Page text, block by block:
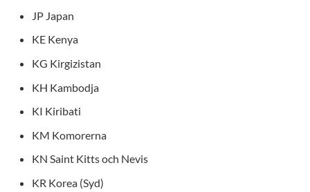
JP Japan
KE Kenya
KG Kirgizistan
KH Kambodja
KI Kiribati
KM Komorerna
KN Saint Kitts och Nevis
KR Korea (Syd)